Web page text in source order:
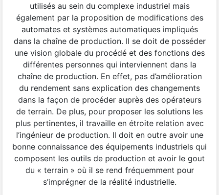
utilisés au sein du complexe industriel mais
également par la proposition de modifications des
automates et systèmes automatiques impliqués
dans la chaîne de production. Il se doit de posséder
une vision globale du procédé et des fonctions des
différentes personnes qui interviennent dans la
chaîne de production. En effet, pas d’amélioration
du rendement sans explication des changements
dans la façon de procéder auprès des opérateurs
de terrain. De plus, pour proposer les solutions les
plus pertinentes, il travaille en étroite relation avec
l’ingénieur de production. Il doit en outre avoir une
bonne connaissance des équipements industriels qui
composent les outils de production et avoir le gout
du « terrain » où il se rend fréquemment pour
s’imprégner de la réalité industrielle.